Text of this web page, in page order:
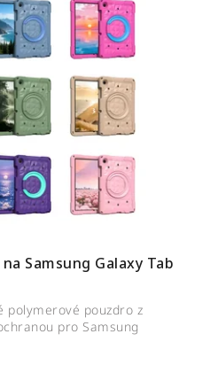
Samsung Galaxy Tab
polymerové pouzdro z
pro Samsung